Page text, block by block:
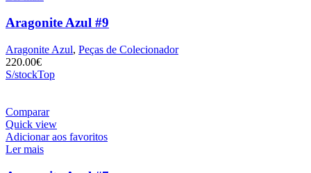
Aragonite Azul #9
Aragonite Azul, Peças de Colecionador
220.00€
S/stockTop
Comparar
Quick view
Adicionar aos favoritos
Ler mais